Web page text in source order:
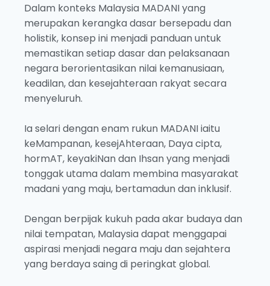
Dalam konteks Malaysia MADANI yang
merupakan kerangka dasar bersepadu dan
holistik, konsep ini menjadi panduan untuk
memastikan setiap dasar dan pelaksanaan
negara berorientasikan nilai kemanusiaan,
keadilan, dan kesejahteraan rakyat secara
menyeluruh.
Ia selari dengan enam rukun MADANI iaitu
keMampanan, kesejAhteraan, Daya cipta,
hormAT, keyakiNan dan Ihsan yang menjadi
tonggak utama dalam membina masyarakat
madani yang maju, bertamadun dan inklusif.
Dengan berpijak kukuh pada akar budaya dan
nilai tempatan, Malaysia dapat menggapai
aspirasi menjadi negara maju dan sejahtera
yang berdaya saing di peringkat global.